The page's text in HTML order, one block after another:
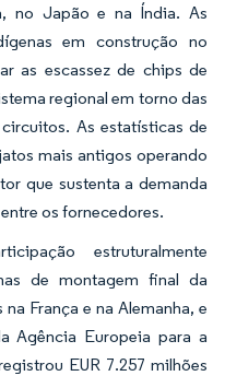
no Japão e na Índia. As
em construção no
as escassez de chips de
regional em torno das
As estatísticas de
mais antigos operando
que sustenta a demanda
os fornecedores.
estruturalmente
de montagem final da
França e na Alemanha, e
Agência Europeia para a
EUR 7.257 milhões